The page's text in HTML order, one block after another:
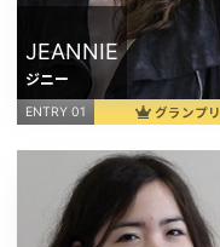
JEANNIE
ジニー
ENTRY 01 グランプリ